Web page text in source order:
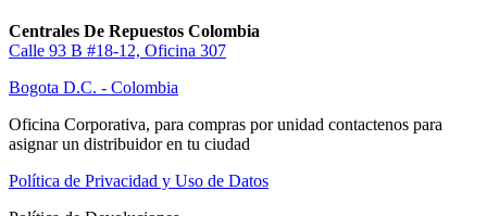
Centrales De Repuestos Colombia
Calle 93 B #18-12, Oficina 307
Bogota D.C. - Colombia
Oficina Corporativa, para compras por unidad contactenos para
asignar un distribuidor en tu ciudad
Política de Privacidad y Uso de Datos